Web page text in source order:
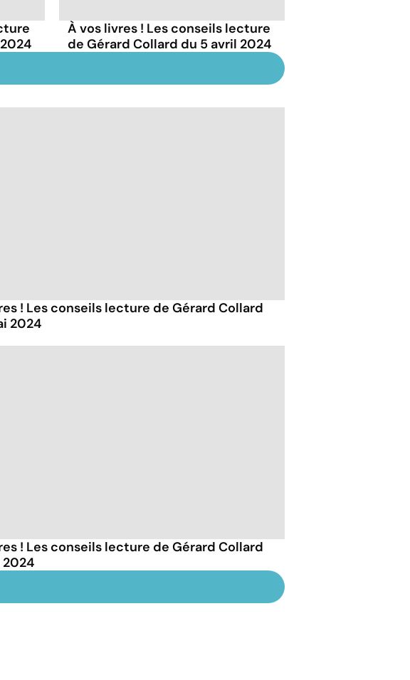
À vos livres ! Les conseils lecture
de Gérard Collard du 5 avril 2024
! Les conseils lecture de Gérard Collard
2024
! Les conseils lecture de Gérard Collard
2024